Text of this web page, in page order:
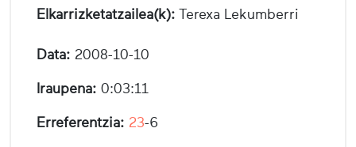
Elkarrizketatzailea(k): Terexa Lekumberri
Data: 2008-10-10
Iraupena: 0:03:11
Erreferentzia: 23-6